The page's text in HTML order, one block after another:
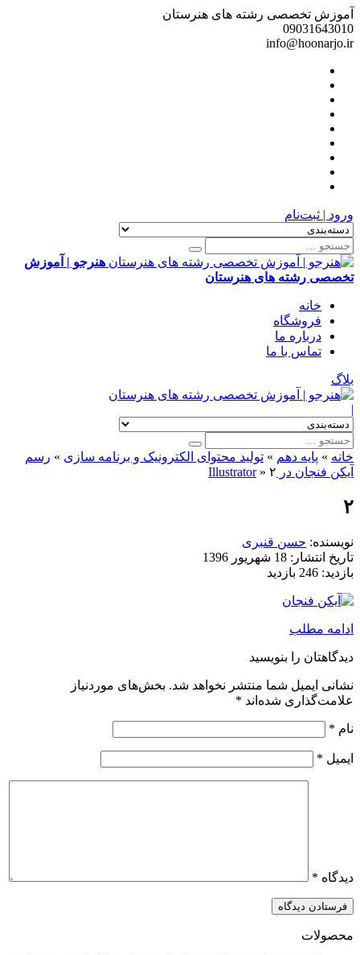
آموزش تخصصی رشته های هنرستان
09031643010
info@hoonarjo.ir
ورود | ثبت‌نام
هنرجو | آموزش
تخصصی رشته های هنرستان
خانه
فروشگاه
درباره ما
تماس با ما
بلاگ
|
خانه » پایه دهم » تولید محتوای الکترونیک و برنامه سازی » رسم
آیکن فنجان در Illustrator
» ۲
۲
نویسنده: حسن قنبری
تاریخ انتشار: 18 شهریور 1396
بازدید: 246 بازدید
ادامه مطلب
دیدگاهتان را بنویسید
نشانی ایمیل شما منتشر نخواهد شد. بخش‌های موردنیاز
علامت‌گذاری شده‌اند *
نام *
ایمیل *
دیدگاه *
محصولات